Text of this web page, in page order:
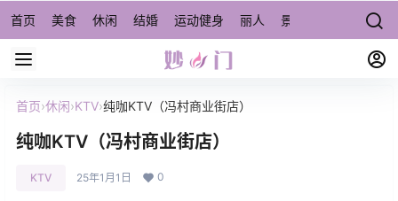
首页 美食 休闲 结婚 运动健身 丽人 景点/周边游 宠物
首页›休闲›KTV›纯咖KTV（冯村商业街店）
纯咖KTV（冯村商业街店）
KTV 25年1月1日 0